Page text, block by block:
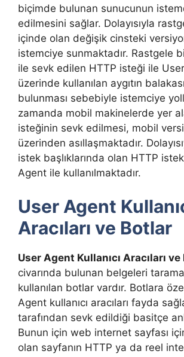
biçimde bulunan sunucunun
edilmesini sağlar. Dolayısıyla
içinde olan değişik cinsteki
istemciye sunmaktadır. Rastgele
ile sevk edilen HTTP isteği ile
üzerinde kullanılan aygıtın
bulunması sebebiyle istemciye
zamanda mobil makinelerde yer
isteğinin sevk edilmesi, mobil
üzerinden asıllaşmaktadır.
istek başlıklarında olan HTTP
Agent ile kullanılmaktadır.
User Agent
Aracıları ve Botlar
User Agent Kullanıcı Aracıları
civarında bulunan belgeleri
kullanılan botlar vardır. Botlara
Agent kullanıcı aracıları fayda
tarafından sevk edildiği basitçe
Bunun için web internet sayfası
olan sayfanın HTTP ya da reel